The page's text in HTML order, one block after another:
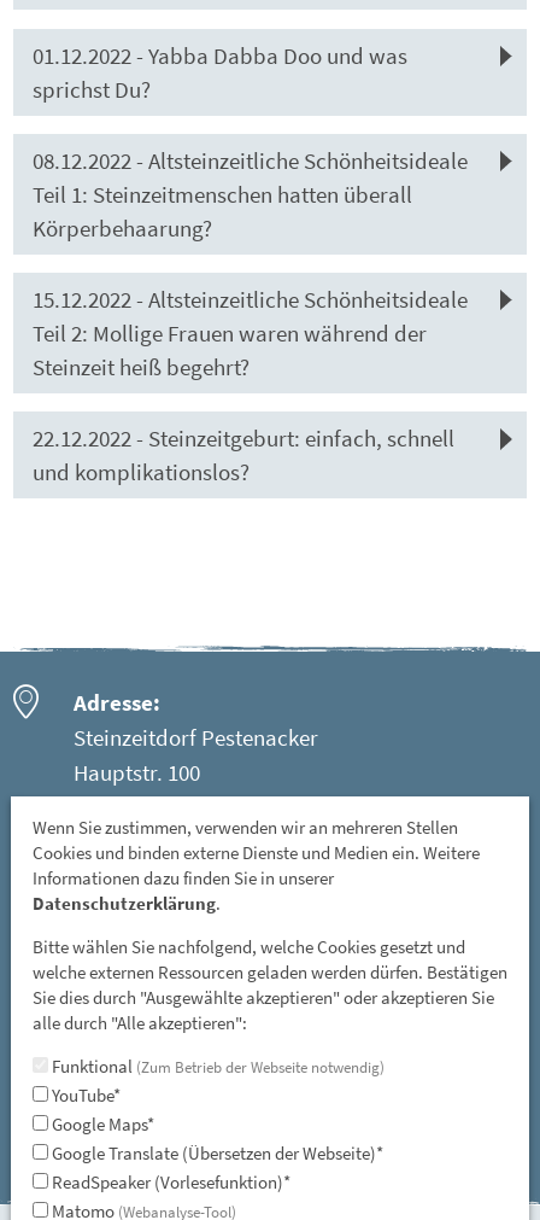
01.12.2022 - Yabba Dabba Doo und was
sprichst Du?
08.12.2022 - Altsteinzeitliche Schönheitsideale
Teil 1: Steinzeitmenschen hatten überall
Körperbehaarung?
15.12.2022 - Altsteinzeitliche Schönheitsideale
Teil 2: Mollige Frauen waren während der
Steinzeit heiß begehrt?
22.12.2022 - Steinzeitgeburt: einfach, schnell
und komplikationslos?
Adresse:
Steinzeitdorf Pestenacker
Hauptstr. 100
Öffnungszeiten:
Mittwoch: 08 - 12 Uhr
Freitag, Samstag und Sonntag: 13 - 17 Uhr
GESCHLOSSEN: vom 01. November bis 31. März
und an allen gesetzlichen Feiertagen
E-Mail:
steinzeitdorf-pestenacker@lra-ll.bayern.de
Wenn Sie zustimmen, verwenden wir an mehreren Stellen
Cookies und binden externe Dienste und Medien ein. Weitere
Informationen dazu finden Sie in unserer
Datenschutzerklärung.
Bitte wählen Sie nachfolgend, welche Cookies gesetzt und
welche externen Ressourcen geladen werden dürfen. Bestätigen
Sie dies durch "Ausgewählte akzeptieren" oder akzeptieren Sie
alle durch "Alle akzeptieren":
Funktional (Zum Betrieb der Webseite notwendig)
YouTube*
Google Maps*
Google Translate (Übersetzen der Webseite)*
ReadSpeaker (Vorlesefunktion)*
Matomo (Webanalyse-Tool)